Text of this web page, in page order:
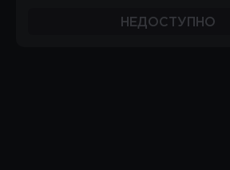
НЕДОСТУПНО